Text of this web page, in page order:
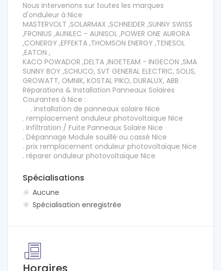
Nous intervenons sur toutes les marques
d'onduleur à Nice
MASTERVOLT ,SOLARMAX ,SCHNEIDER ,SUNNY SWISS
,FRONIUS ,AUNILEC - AUNISOL ,POWER ONE AURORA
,CONERGY ,EFFEKTA ,THOMSON ENERGY ,TENESOL
,EATON ,
KACO POWADOR ,DELTA ,INGETEAM - INGECON ,SMA
SUNNY BOY ,SCHUCO, SVT GENERAL ELECTRIC, SOLIS,
GROWATT, OMNIK, KOSTAL PIKO, DURALUX, ABB
Réparations & Installation Panneaux Solaires
Courantes à Nice :
. Installation de panneaux solaire Nice
. remplacement onduleur photovoltaïque Nice
. Infiltration / Fuite Panneaux Solaire Nice
. Dépannage Module souillé ou cassé Nice
. prix remplacement onduleur photovoltaïque Nice
. réparer onduleur photovoltaïque Nice
Spécialisations
Aucune
Spécialisation enregistrée